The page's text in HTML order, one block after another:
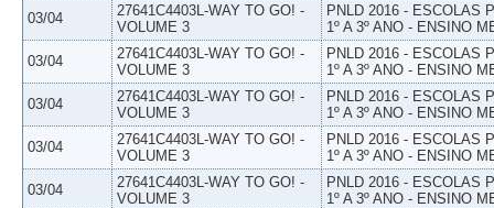
03/04
27641C4403L-WAY TO GO! -
VOLUME 3
PNLD 2016 - ESCOLAS
1º A 3º ANO - ENSINO
03/04
27641C4403L-WAY TO GO! -
VOLUME 3
PNLD 2016 - ESCOLAS
1º A 3º ANO - ENSINO
03/04
27641C4403L-WAY TO GO! -
VOLUME 3
PNLD 2016 - ESCOLAS
1º A 3º ANO - ENSINO
03/04
27641C4403L-WAY TO GO! -
VOLUME 3
PNLD 2016 - ESCOLAS
1º A 3º ANO - ENSINO
03/04
27641C4403L-WAY TO GO! -
VOLUME 3
PNLD 2016 - ESCOLAS
1º A 3º ANO - ENSINO